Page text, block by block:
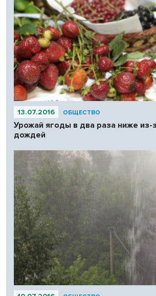
13.07.2016 ОБЩЕСТВО
Урожай ягоды в два раза ниже из-
дождей